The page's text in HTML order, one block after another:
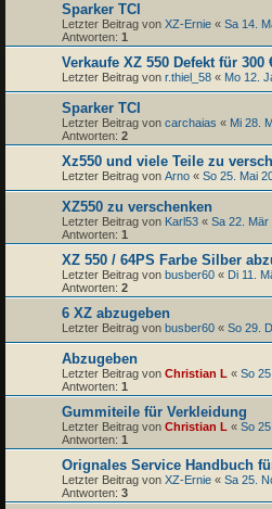
Sparker TCI
Letzter Beitrag von XZ-Ernie « Sa 14.
Antworten: 1
Verkaufe XZ 550 Defekt für 300
Letzter Beitrag von r.thiel_58 « Mo 12.
Sparker TCI
Letzter Beitrag von carchaias « Mi 28.
Antworten: 2
Xz550 und viele Teile zu
Letzter Beitrag von Arno « So 25. Mai
XZ550 zu verschenken
Letzter Beitrag von Karl53 « Sa 22. Mär
Antworten: 1
XZ 550 / 64PS Farbe Silber
Letzter Beitrag von busber60 « Di 11.
Antworten: 2
6 XZ abzugeben
Letzter Beitrag von busber60 « So 29.
Abzugeben
Letzter Beitrag von Christian L « So
Antworten: 1
Gummiteile für Verkleidung
Letzter Beitrag von Christian L « So
Antworten: 1
Orignales Service Handbuch
Letzter Beitrag von XZ-Ernie « Sa 25.
Antworten: 3